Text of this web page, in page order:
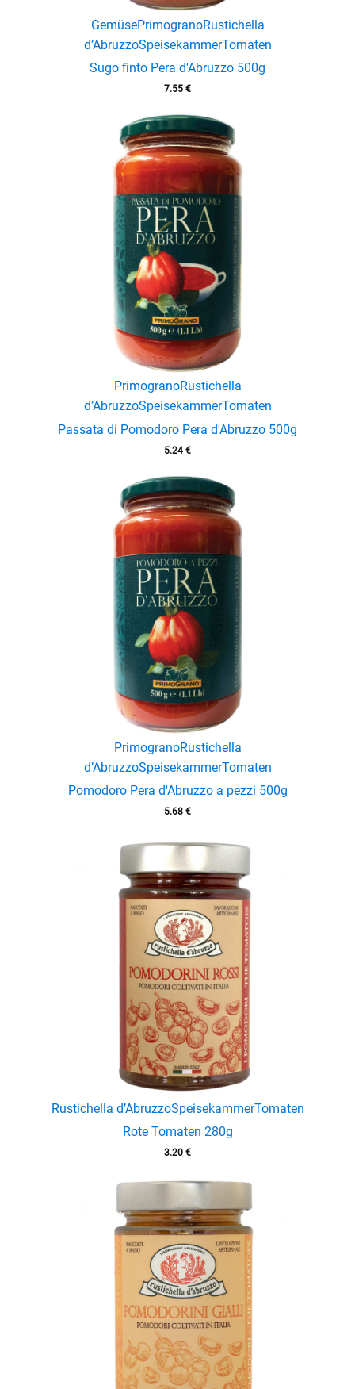
GemüsePrimogranoRustichella
d’AbruzzoSpeisekammerTomaten
Sugo finto Pera d'Abruzzo 500g
7.55 €
PrimogranoRustichella
d’AbruzzoSpeisekammerTomaten
Passata di Pomodoro Pera d'Abruzzo 500g
5.24 €
PrimogranoRustichella
d’AbruzzoSpeisekammerTomaten
Pomodoro Pera d'Abruzzo a pezzi 500g
5.68 €
Rustichella d’AbruzzoSpeisekammerTomaten
Rote Tomaten 280g
3.20 €